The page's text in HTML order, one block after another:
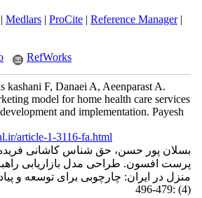
|Medlars|ProCite|Reference Manager
RefWorks
kashani F, Danaei A, Aeenparast A.
model for home health care services
development and implementation. Payesh
article-1-3116-fa.html
بسلان پور حسن، حق شناس کاشانی فریده،
پرست افسون. طراحی مدل بازاریابی